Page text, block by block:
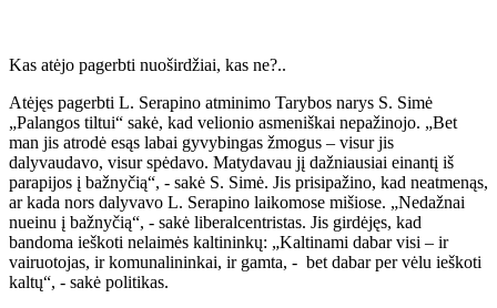
Kas atėjo pagerbti nuoširdžiai, kas ne?..
Atėjęs pagerbti L. Serapino atminimo Tarybos narys S. Simė
„Palangos tiltui“ sakė, kad velionio asmeniškai nepažinojo. „Bet
man jis atrodė esąs labai gyvybingas žmogus – visur jis
dalyvaudavo, visur spėdavo. Matydavau jį dažniausiai einantį iš
parapijos į bažnyčią“, - sakė S. Simė. Jis prisipažino, kad neatmenąs,
ar kada nors dalyvavo L. Serapino laikomose mišiose. „Nedažnai
nueinu į bažnyčią“, - sakė liberalcentristas. Jis girdėjęs, kad
bandoma ieškoti nelaimės kaltininkų: „Kaltinami dabar visi – ir
vairuotojas, ir komunalininkai, ir gamta, - bet dabar per vėlu ieškoti
kaltų“, - sakė politikas.